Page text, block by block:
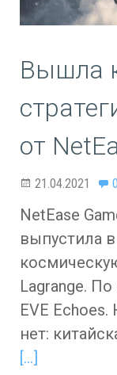
Вышла
от
21.04.2021 0
NetEase
выпустила
Lagrange.
EVE
нет:
[…]